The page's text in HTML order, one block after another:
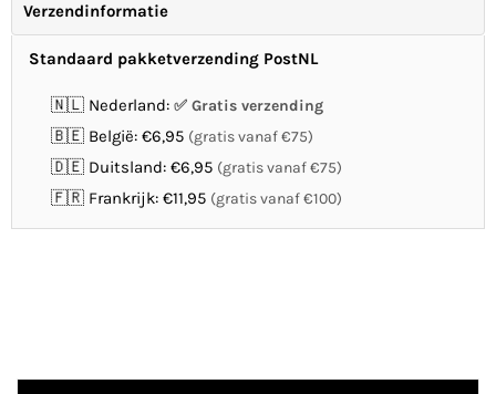
Verzendinformatie
Standaard pakketverzending PostNL
🇳🇱 Nederland: Gratis verzending
🇧🇪 België: €6,95 (gratis vanaf €75)
🇩🇪 Duitsland: €6,95 (gratis vanaf €75)
🇫🇷 Frankrijk: €11,95 (gratis vanaf €100)